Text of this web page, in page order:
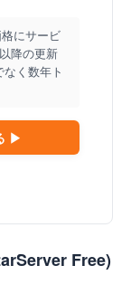
にサービ
降の更新
く数年ト
▶
Free)